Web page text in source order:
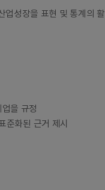
성장을 표현 및 통계의
을 규정
준화된 근거 제시